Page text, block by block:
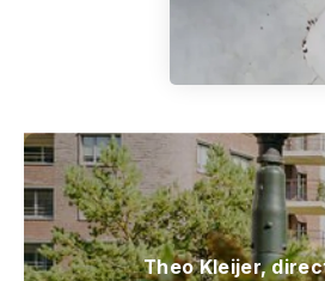
Theo Kleijer,